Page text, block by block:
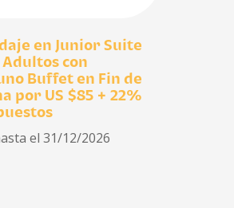
en Junior Suite
con
Buffet en Fin de
por US $85 + 22%
el 31/12/2026